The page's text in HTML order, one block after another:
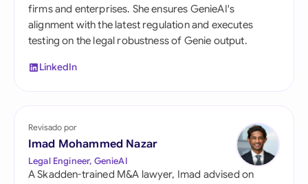
firms and enterprises. She ensures GenieAI's
alignment with the latest regulation and executes
testing on the legal robustness of Genie output.
LinkedIn
Revisado por
Imad Mohammed Nazar
Legal Engineer, GenieAI
A Skadden-trained M&A lawyer, Imad advised on